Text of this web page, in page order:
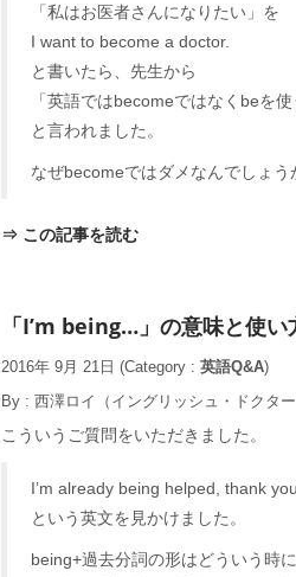
「私はお医者さんになりたい」を
I want to become a doctor.
と書いたら、先生から
「英語ではbecomeではなくbeを使
と言われました。
なぜbecomeではダメなんでしょう
⇒ この記事を読む
「I’m being…」の意味と使い
2016年 9月 21日 (Category : 英語Q&A)
By : 西澤ロイ（イングリッシュ・ドクター
こういうご質問をいただきました。
I’m already being helped, thank you.
という英文を見かけました。
being+過去分詞の形はどういう時